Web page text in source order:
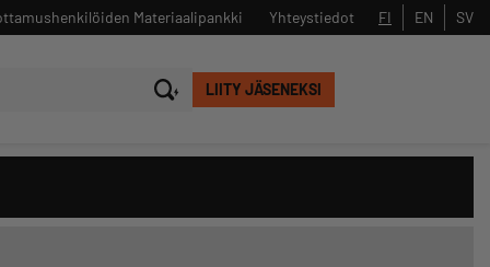
Yhteystiedot
Materiaalipankki FI EN SV
LIITY JÄSENEKSI
Sulje